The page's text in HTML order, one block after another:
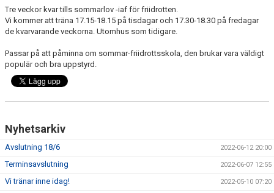
DOKUMENT
GÄSTBOK
Tre veckor kvar tills sommarlov -iaf för friidrotten.
Vi kommer att träna 17.15-18.15 på tisdagar och 17.30-18.30 på fredagar
de kvarvarande veckorna. Utomhus som tidigare.
Passar på att påminna om sommar-friidrottsskola, den brukar vara väldigt
populär och bra uppstyrd.
Nyhetsarkiv
Avslutning 18/6 2022-06-12 20:00
Terminsavslutning 2022-06-07 12:55
Vi tränar inne idag! 2022-05-10 07:20